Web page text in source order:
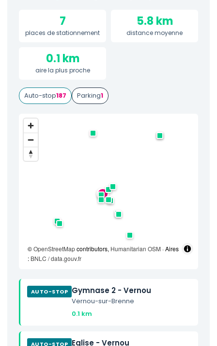
7
places de stationnement
5.8 km
distance moyenne
0.1 km
aire la plus proche
Auto-stop187 Parking1
©OpenStreetMapcontributors, Humanitarian OSM · Aires
: BNLC / data.gouv.fr
AUTO-STOP Gymnase 2 - Vernou
Vernou-sur-Brenne
0.1 km
AUTO-STOP Eglise - Vernou